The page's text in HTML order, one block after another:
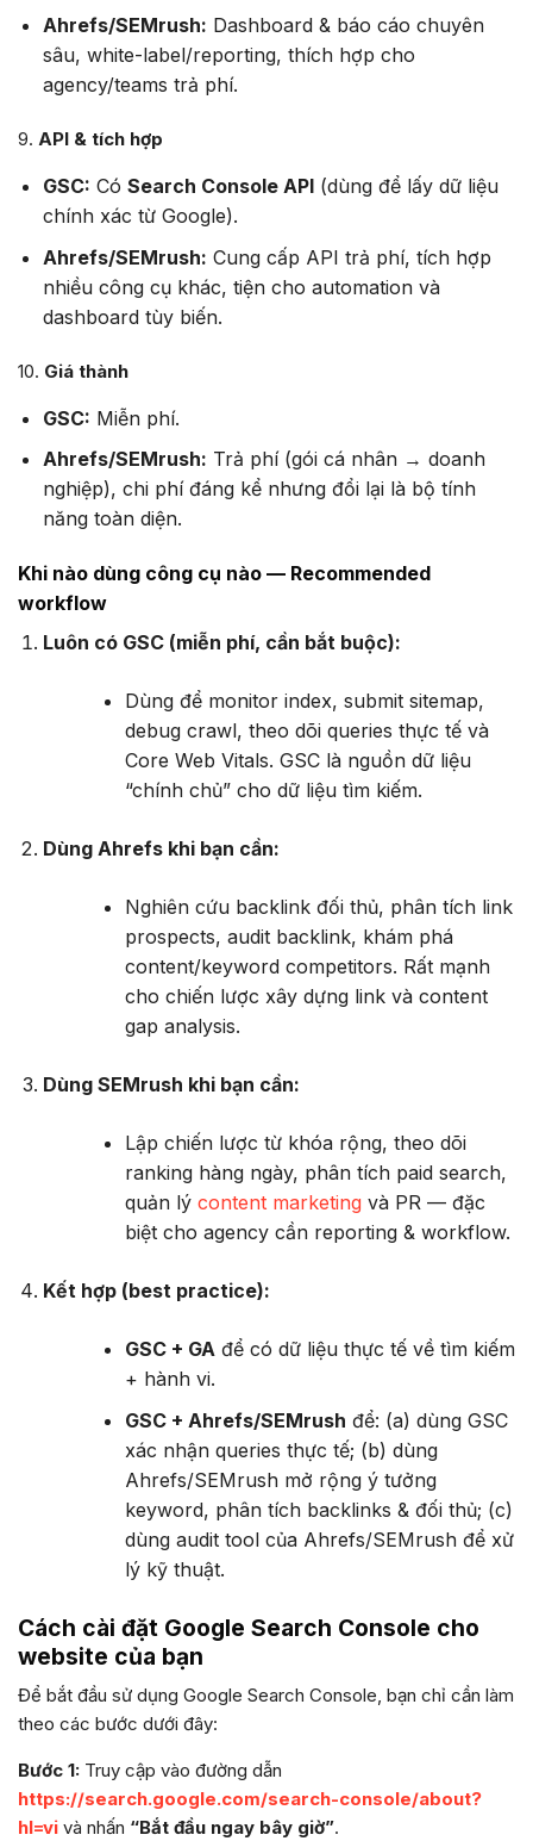
Ahrefs/SEMrush: Dashboard & báo cáo chuyên
sâu, white-label/reporting, thích hợp cho
agency/teams trả phí.
9. API & tích hợp
GSC: Có Search Console API(dùng để lấy dữ liệu
chính xác từ Google).
Ahrefs/SEMrush: Cung cấp API trả phí, tích hợp
nhiều công cụ khác, tiện cho automation và
dashboard tùy biến.
10. Giá thành
GSC: Miễn phí.
Ahrefs/SEMrush: Trả phí (gói cá nhân → doanh
nghiệp), chi phí đáng kể nhưng đổi lại là bộ tính
năng toàn diện.
Khi nào dùng công cụ nào — Recommended
workflow
Luôn có GSC (miễn phí, cần bắt buộc):
Dùng để monitor index, submit sitemap,
debug crawl, theo dõi queries thực tế và
Core Web Vitals. GSC là nguồn dữ liệu
“chính chủ” cho dữ liệu tìm kiếm.
Dùng Ahrefs khi bạn cần:
Nghiên cứu backlink đối thủ, phân tích link
prospects, audit backlink, khám phá
content/keyword competitors. Rất mạnh
cho chiến lược xây dựng link và content
gap analysis.
Dùng SEMrush khi bạn cần:
Lập chiến lược từ khóa rộng, theo dõi
ranking hàng ngày, phân tích paid search,
quản lý content marketingvà PR — đặc
biệt cho agency cần reporting & workflow.
Kết hợp (best practice):
GSC + GAđể có dữ liệu thực tế về tìm kiếm
+ hành vi.
GSC + Ahrefs/SEMrush để: (a) dùng GSC
xác nhận queries thực tế; (b) dùng
Ahrefs/SEMrush mở rộng ý tưởng
keyword, phân tích backlinks & đối thủ; (c)
dùng audit tool của Ahrefs/SEMrush để xử
lý kỹ thuật.
Cách cài đặt Google Search Console cho
website của bạn
Để bắt đầu sử dụng Google Search Console, bạn chỉ cần làm
theo các bước dưới đây:
Bước 1: Truy cập vào đường dẫn
https://search.google.com/search-console/about?
hl=vi và nhấn “Bắt đầu ngay bây giờ”.